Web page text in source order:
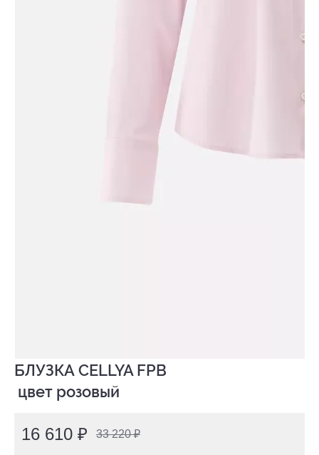
БЛУЗКА CELLYA FPB
цвет розовый
16 610 ₽ 33 220 ₽